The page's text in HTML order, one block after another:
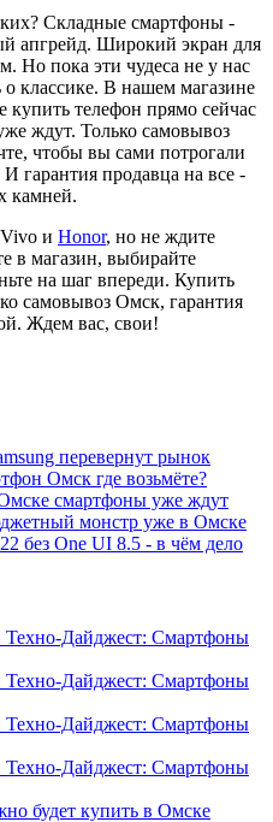
Складные смартфоны -
апгрейд. Широкий экран для
Но пока эти чудеса не у нас
о классике. В нашем магазине
телефон прямо сейчас
ждут. Только самовывоз
чтобы вы сами потрогали
гарантия продавца на все -
камней.
и Honor, но не ждите
в магазин, выбирайте
на шаг впереди. Купить
самовывоз Омск, гарантия
Ждем вас, свои!
перевернут рынок
Омск где возьмёте?
смартфоны уже ждут
монстр уже в Омске
без One UI 8.5 - в чём дело
Дайджест: Смартфоны
Дайджест: Смартфоны
Техно-Дайджест: Смартфоны
Техно-Дайджест: Смартфоны
будет купить в Омске